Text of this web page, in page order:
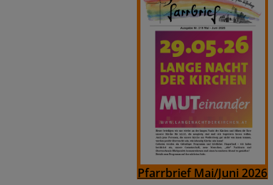
Pfarrbrief Mai/Juni 2026